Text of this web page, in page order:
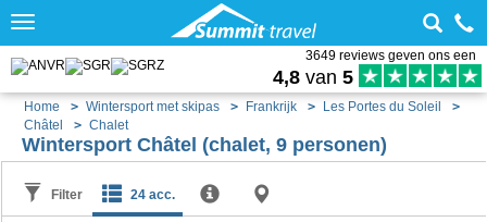
Toggle
3649 reviews geven ons een
4,8 van 5
Home Wintersport met skipas Frankrijk
Les Portes du Soleil
Châtel
Chalet
Wintersport Châtel (chalet, 9 personen)
Filter 24 acc.